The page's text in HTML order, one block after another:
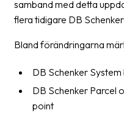
företaget
Fraktjakt
Pressrum
Medarbetare
samband med detta
flera tidigare DB
Bland förändringarna
DB Schenker
DB Schenker Parcel
point